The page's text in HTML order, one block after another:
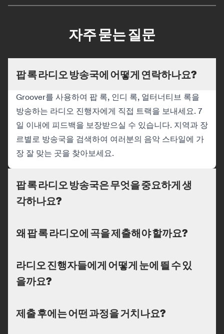
자주 묻는 질문
팝 록 라디오 방송국에 어떻게 연락하나요?
Groover를 사용하여 팝 록, 인디 록, 얼터너티브 록을
방송하는 라디오 진행자에게 직접 트랙을 보내세요. 7
일 이내에 피드백을 보장받으실 수 있습니다. 지역과 장
르별로 방송국을 검색하여 여러분의 음악 스타일에 가
장 잘 맞는 곳을 찾아보세요.
팝 록 라디오 방송국은 무엇을 중요하게 생
각하나요?
왜 팝 록 라디오에 곡을 제출해야 할까요?
라디오 진행자들에게 어떻게 눈에 띌 수 있
을까요?
제출 후에는 어떤 과정을 거치나요?